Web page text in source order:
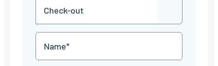
JJJJ
TT
Punkt
MM
JJJJ